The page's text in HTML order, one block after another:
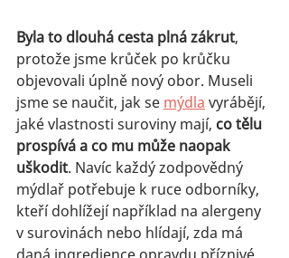
Byla to dlouhá cesta plná zákrut,
protože jsme krůček po krůčku
objevovali úplně nový obor. Museli
jsme se naučit, jak se mýdla vyrábějí,
jaké vlastnosti suroviny mají, co tělu
prospívá a co mu může naopak
uškodit. Navíc každý zodpovědný
mýdlař potřebuje k ruce odborníky,
kteří dohlížejí například na alergeny
v surovinách nebo hlídají, zda má